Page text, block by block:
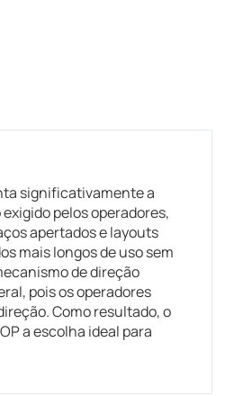
significativamente a
pelos operadores,
apertados e layouts
mais longos de uso sem
de direção
pois os operadores
Como resultado, o
a escolha ideal para